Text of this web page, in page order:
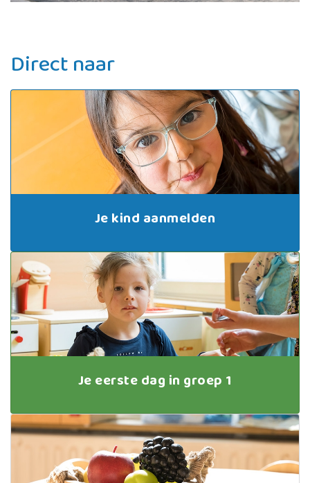
Direct naar
Je kind aanmelden
Je eerste dag in groep 1